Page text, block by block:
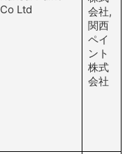
Co Ltd
会社,
関西
ペイ
ント
株式
会社